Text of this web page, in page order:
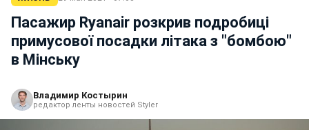
Пасажир Ryanair розкрив подробиці
примусової посадки літака з "бомбою"
в Мінську
Владимир Костырин
редактор ленты новостей Styler